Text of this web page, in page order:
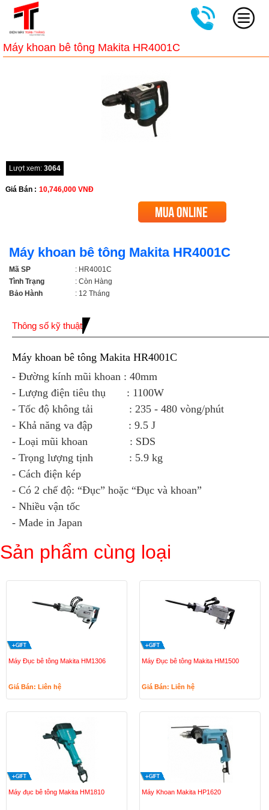
Máy khoan bê tông Makita HR4001C
Lượt xem: 3064
Giá Bán : 10,746,000 VNĐ
Máy khoan bê tông Makita HR4001C
Mã SP
: HR4001C
Tình Trạng
: Còn Hàng
Bảo Hành
: 12 Tháng
Thông số kỹ thuật
Máy khoan bê tông Makita HR4001C
- Đường kính mũi khoan : 40mm
- Lượng điện tiêu thụ : 1100W
- Tốc độ không tải : 235 - 480 vòng/phút
- Khả năng va đập : 9.5 J
- Loại mũi khoan : SDS
- Trọng lượng tịnh : 5.9 kg
- Cách điện kép
- Có 2 chế độ: “Đục” hoặc “Đục và khoan”
- Nhiều vận tốc
- Made in Japan
Sản phẩm cùng loại
Máy Đục bê tông Makita HM1306
Giá Bán: Liên hệ
Máy Đục bê tông Makita HM1500
Giá Bán: Liên hệ
Máy đục bê tông Makita HM1810 Máy Khoan Makita HP1620